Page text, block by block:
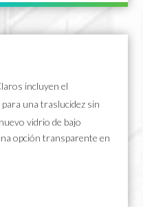
incluyen el
para una traslucidez sin
vidrio de bajo
opción transparente en